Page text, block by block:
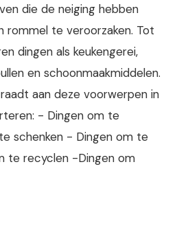
die de neiging hebben
rommel te veroorzaken. Tot
dingen als keukengerei,
en schoonmaakmiddelen.
aan deze voorwerpen in
- Dingen om te
schenken - Dingen om te
te recyclen -Dingen om